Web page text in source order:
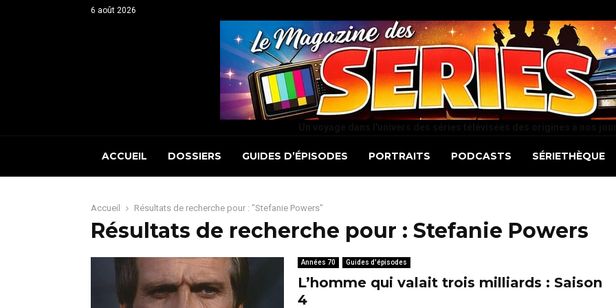
6 août 2026
ACCUEIL DOSSIERS GUIDES D’ÉPISODES PORTRAITS PODCASTS SÉRIETHÈQUE
Accueil Résultats de recherche pour : "Stefanie Powers"
Résultats de recherche pour : Stefanie Powers
Années 70 Guides d'épisodes
L’homme qui valait trois milliards : Saison
4